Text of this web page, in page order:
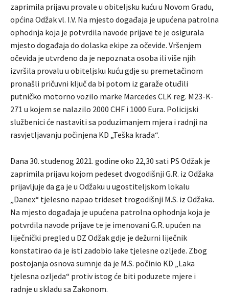
zaprimila prijavu provale u obiteljsku kuću u Novom Gradu,
općina Odžak vl. I.V. Na mjesto događaja je upućena patrolna
ophodnja koja je potvrdila navode prijave te je osigurala
mjesto događaja do dolaska ekipe za očevide. Vršenjem
očevida je utvrđeno da je nepoznata osoba ili više njih
izvršila provalu u obiteljsku kuću gdje su premetačinom
pronašli pričuvni ključ da bi potom iz garaže otuđili
putničko motorno vozilo marke Marcedes CLK reg. M23-K-
271 u kojem se nalazilo 2000 CHF i 1000 Eura. Policijski
službenici će nastaviti sa poduzimanjem mjera i radnji na
rasvjetljavanju počinjena KD „Teška krađa“.
Dana 30. studenog 2021. godine oko 22,30 sati PS Odžak je
zaprimila prijavu kojom pedeset dvogodišnji G.R. iz Odžaka
prijavljuje da ga je u Odžaku u ugostiteljskom lokalu
„Danex“ tjelesno napao trideset trogodišnji M.S. iz Odžaka.
Na mjesto događaja je upućena patrolna ophodnja koja je
potvrdila navode prijave te je imenovani G.R. upućen na
liječnički pregled u DZ Odžak gdje je dežurni liječnik
konstatirao da je isti zadobio lake tjelesne ozljede. Zbog
postojanja osnova sumnje da je M.S. počinio KD „Laka
tjelesna ozljeda“ protiv istog će biti poduzete mjere i
radnje u skladu sa Zakonom.